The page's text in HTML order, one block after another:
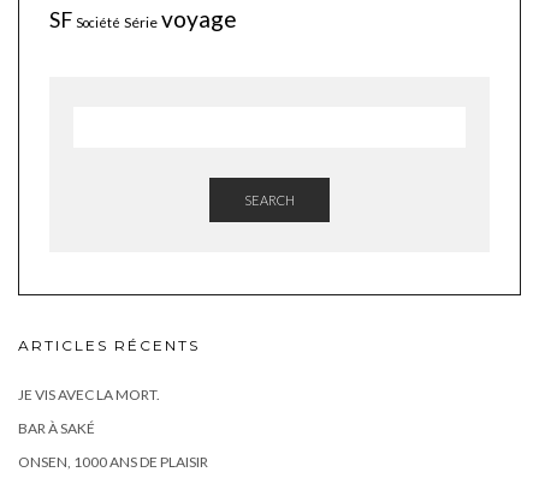
SF Société Série voyage
SEARCH
ARTICLES RÉCENTS
JE VIS AVEC LA MORT.
BAR À SAKÉ
ONSEN, 1000 ANS DE PLAISIR